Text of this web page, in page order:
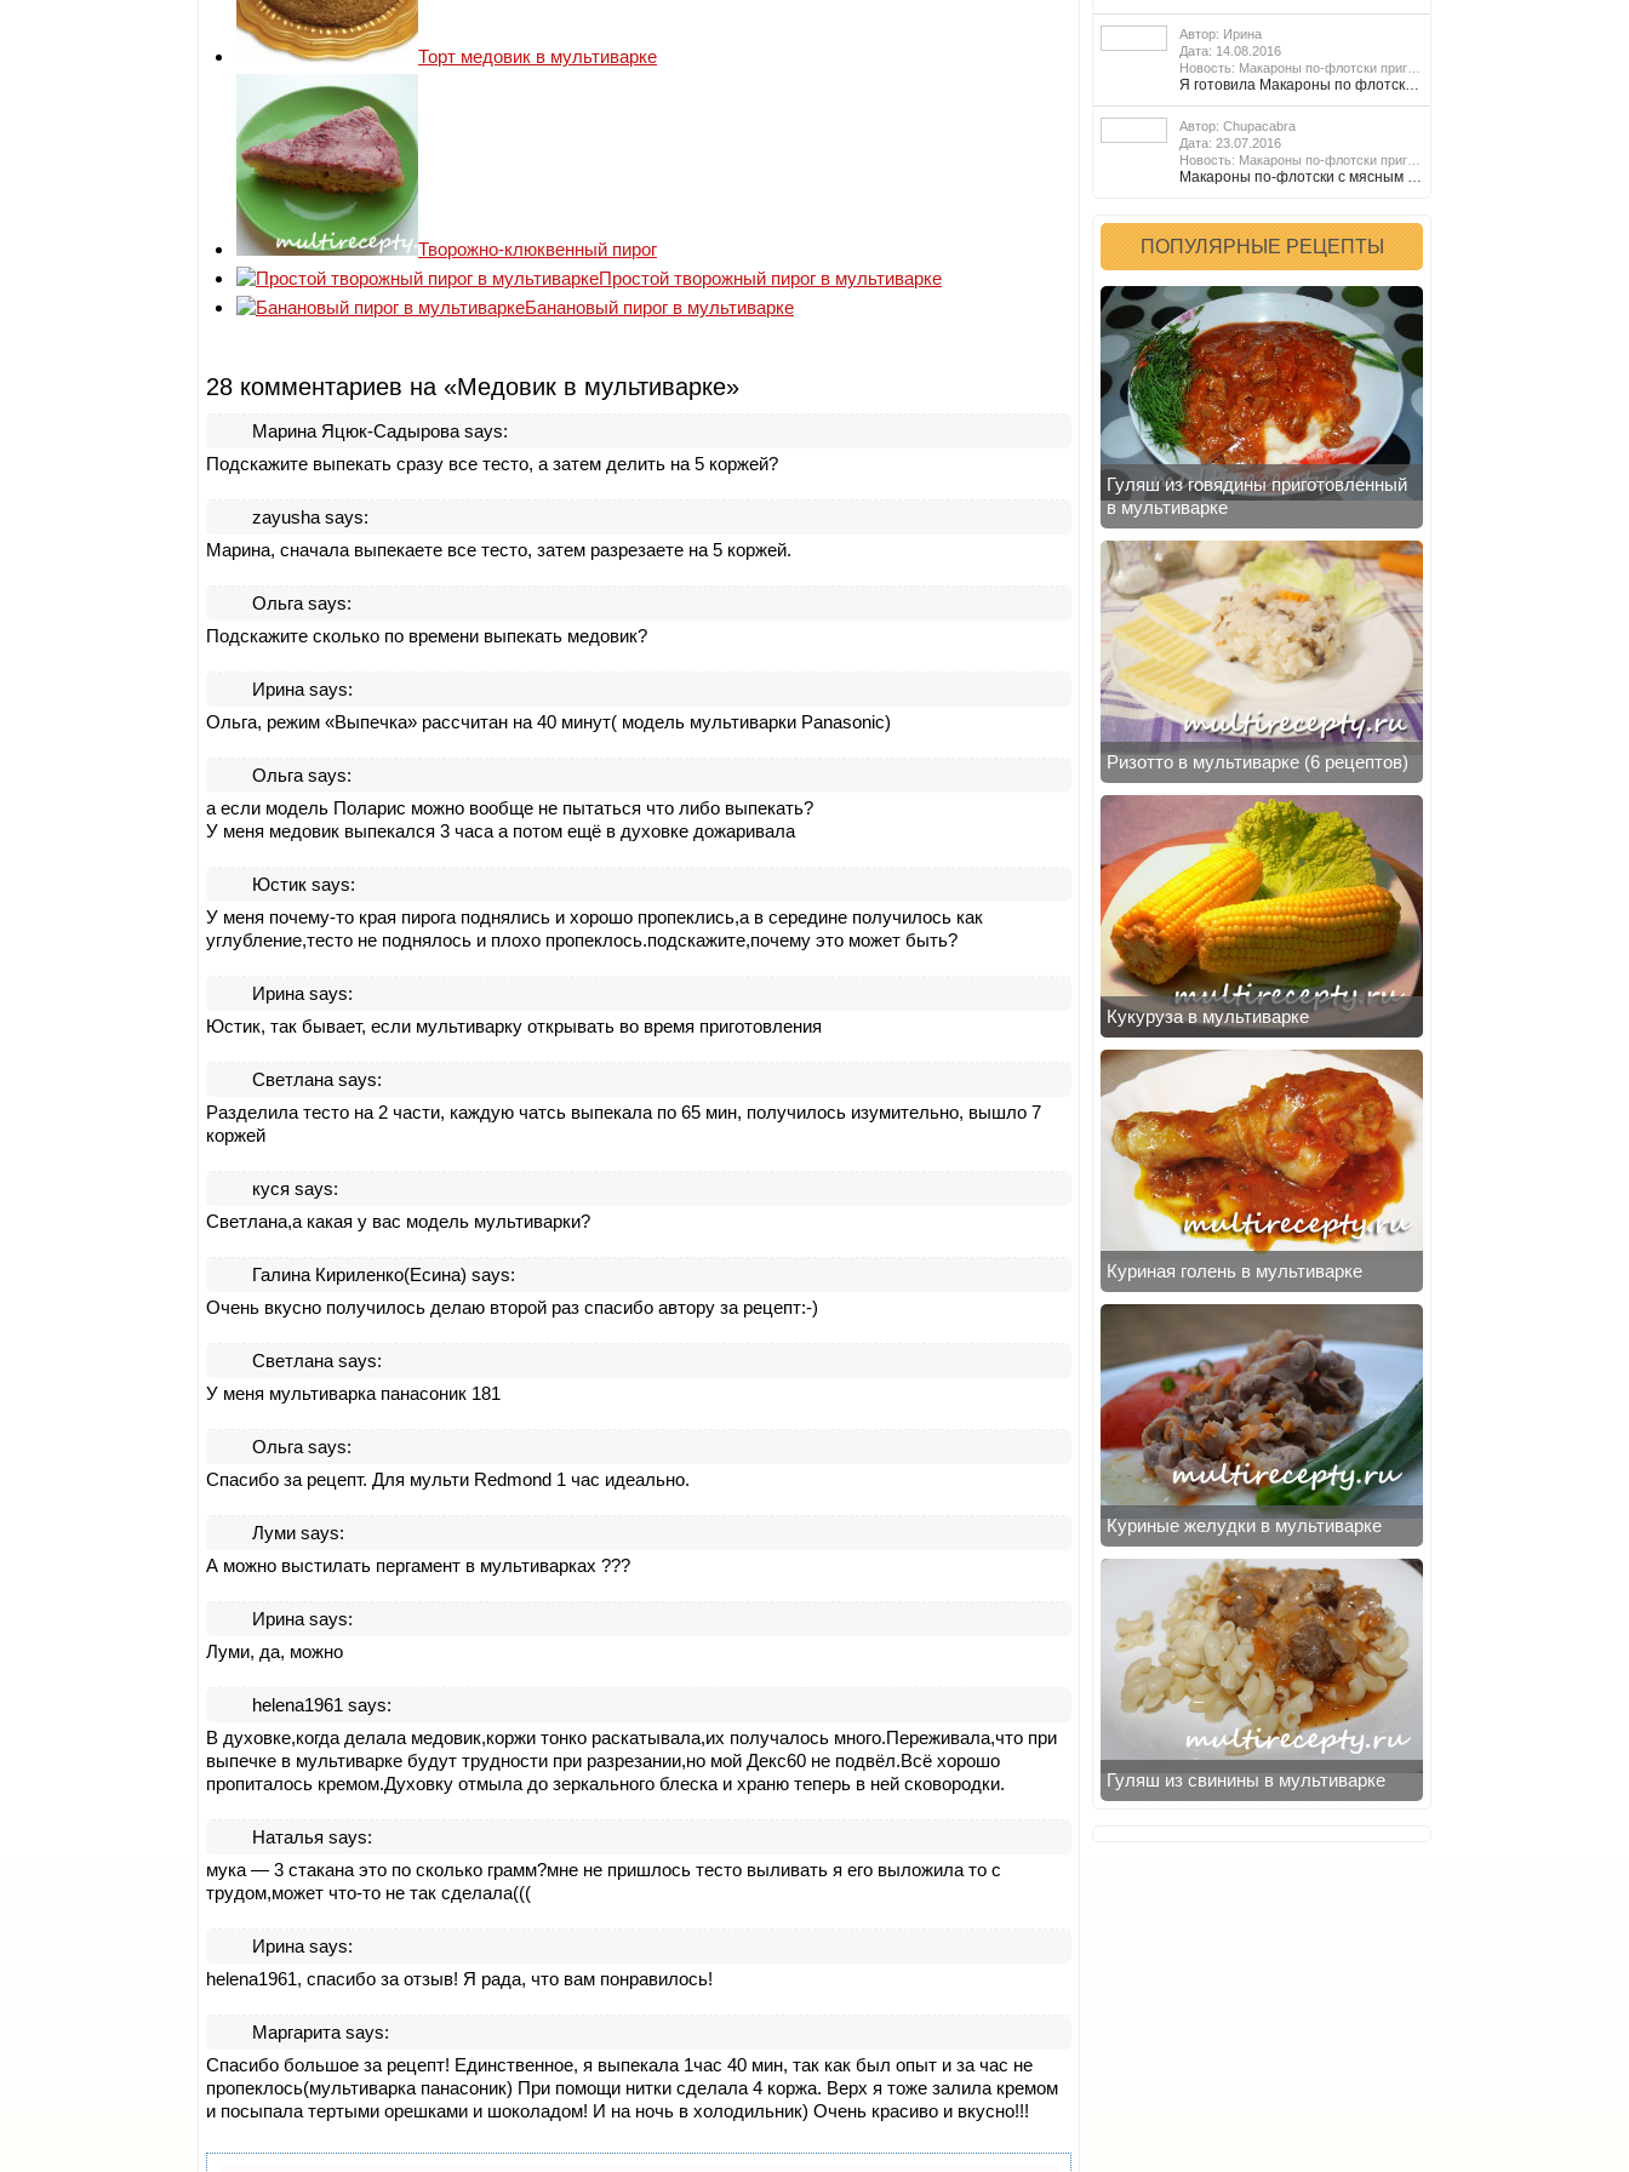
Торт медовик в мультиварке
Творожно-клюквенный пирог
Простой творожный пирог в мультиварке
Банановый пирог в мультиварке
28 комментариев на «Медовик в мультиварке»
Марина Яцюк-Садырова says:
Подскажите выпекать сразу все тесто, а затем делить на 5 коржей?
zayusha says:
Марина, сначала выпекаете все тесто, затем разрезаете на 5 коржей.
Ольга says:
Подскажите сколько по времени выпекать медовик?
Ирина says:
Ольга, режим «Выпечка» рассчитан на 40 минут( модель мультиварки Panasonic)
Ольга says:
а если модель Поларис можно вообще не пытаться что либо выпекать?
У меня медовик выпекался 3 часа а потом ещё в духовке дожаривала
Юстик says:
У меня почему-то края пирога поднялись и хорошо пропеклись,а в середине получилось как
углубление,тесто не поднялось и плохо пропеклось.подскажите,почему это может быть?
Ирина says:
Юстик, так бывает, если мультиварку открывать во время приготовления
Светлана says:
Разделила тесто на 2 части, каждую чатсь выпекала по 65 мин, получилось изумительно, вышло 7
коржей
куся says:
Светлана,а какая у вас модель мультиварки?
Галина Кириленко(Есина) says:
Очень вкусно получилось делаю второй раз спасибо автору за рецепт:-)
Светлана says:
У меня мультиварка панасоник 181
Ольга says:
Спасибо за рецепт. Для мульти Redmond 1 час идеально.
Луми says:
А можно выстилать пергамент в мультиварках ???
Ирина says:
Луми, да, можно
helena1961 says:
В духовке,когда делала медовик,коржи тонко раскатывала,их получалось много.Переживала,что при
выпечке в мультиварке будут трудности при разрезании,но мой Декс60 не подвёл.Всё хорошо
пропиталось кремом.Духовку отмыла до зеркального блеска и храню теперь в ней сковородки.
Наталья says:
мука — 3 стакана это по сколько грамм?мне не пришлось тесто выливать я его выложила то с
трудом,может что-то не так сделала(((
Ирина says:
helena1961, спасибо за отзыв! Я рада, что вам понравилось!
Маргарита says:
Спасибо большое за рецепт! Единственное, я выпекала 1час 40 мин, так как был опыт и за час не
пропеклось(мультиварка панасоник) При помощи нитки сделала 4 коржа. Верх я тоже залила кремом
и посыпала тертыми орешками и шоколадом! И на ночь в холодильник) Очень красиво и вкусно!!!
Автор: Ирина
Дата: 14.08.2016
Я готовила Макароны по флотски с говяжим фаршем и это было первое блюдо, которое я решила приготовить в своей первой мультиварке Smile. Получилось о-о-очень вкусно, делала всё по данному рецепту, кроме объёма - несколько больше. Огромное спасибо за рецепт. P.S. В моей мультиварке отсутствующий режим Жарка заменила на Кекс, минимум времени 30 мин.,обжаривала всё при закрытой крышке, периодически открывая её, чтоб добавить очередной ингредиент или перемешать. После добавления макарон и воды готовку продолжила на режиме На пару. Вместо режима Варка. Может кому-то поможет быстрее…
Автор: Chupacabra
Дата: 23.07.2016
Макароны по-флотски с мясным фаршем. Что может быть проще! Очень популярное и сытное мясное блюдо, которое под силу приготовить даже тем, кто далек от кулинарии. Главное, что на приготовление блюда уходит совсем мало времени.
ПОПУЛЯРНЫЕ РЕЦЕПТЫ
Гуляш из говядины приготовленный
в мультиварке
Ризотто в мультиварке (6 рецептов)
Кукуруза в мультиварке
Куриная голень в мультиварке
Куриные желудки в мультиварке
Гуляш из свинины в мультиварке